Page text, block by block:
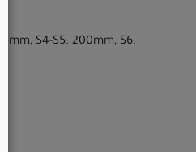
S4-S5: 200mm, S6: